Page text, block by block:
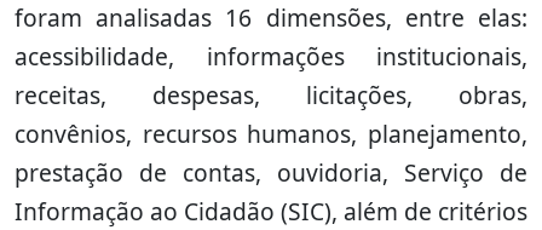
foram analisadas 16 dimensões, entre elas:
acessibilidade, informações institucionais,
receitas, despesas, licitações, obras,
convênios, recursos humanos, planejamento,
prestação de contas, ouvidoria, Serviço de
Informação ao Cidadão (SIC), além de critérios